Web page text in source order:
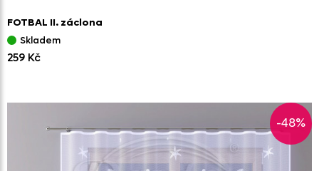
FOTBAL II. záclona
Skladem
259 Kč
-48%